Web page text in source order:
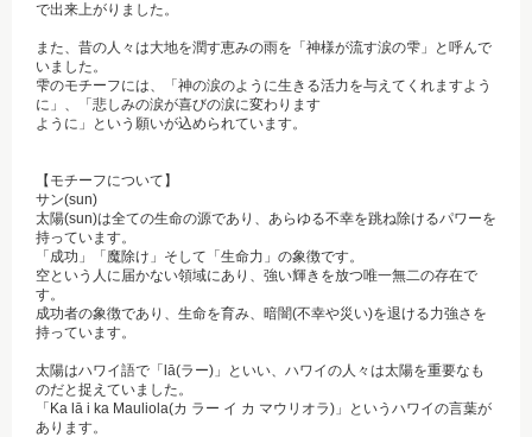
で出来上がりました。
また、昔の人々は大地を潤す恵みの雨を「神様が流す涙の雫」と呼んで
いました。
雫のモチーフには、「神の涙のように生きる活力を与えてくれますよう
に」、「悲しみの涙が喜びの涙に変わります
ように」という願いが込められています。
【モチーフについて】
サン(sun)
太陽(sun)は全ての生命の源であり、あらゆる不幸を跳ね除けるパワーを
持っています。
「成功」「魔除け」そして「生命力」の象徴です。
空という人に届かない領域にあり、強い輝きを放つ唯一無二の存在で
す。
成功者の象徴であり、生命を育み、暗闇(不幸や災い)を退ける力強さを
持っています。
太陽はハワイ語で「lā(ラー)」といい、ハワイの人々は太陽を重要なも
のだと捉えていました。
「Ka lā i ka Mauliola(カ ラー イ カ マウリオラ)」というハワイの言葉が
あります。